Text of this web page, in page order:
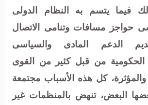
فيما يتسم به النظام الدولى
حواجز مسافات وتنامى الاتصال
الدعم المادى والسياسى
من قبل كثير من القوى
والمؤثرة، كل هذه الأسباب مجتمعة
البعض، تنهض بالمنظمات غير